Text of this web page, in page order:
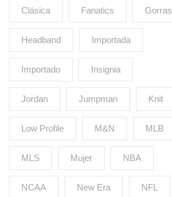
Clásica Fanatics Gorras
Headband Importada
Importado Insignia
Jordan Jumpman Knit
Low Profile M&N MLB
MLS Mujer NBA
NCAA New Era NFL